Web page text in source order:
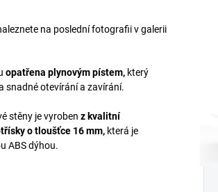
na poslední fotografii v galerii
opatřena plynovým pístem, který
snadné otevírání a zavírání.
stěny je vyroben z kvalitní
o tloušťce 16 mm, která je
ABS dýhou.